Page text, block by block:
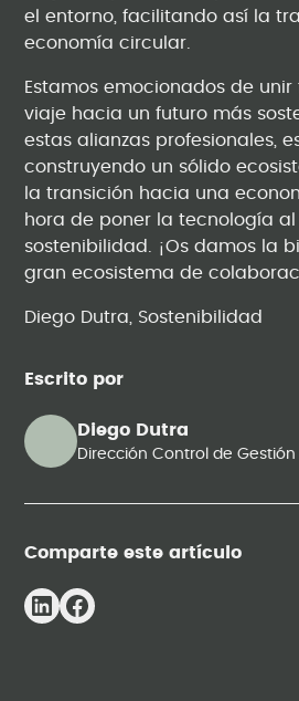
Escrito por
Diego Dutra
Dirección Control de
Comparte este artículo
el entorno, facilitando así la
economía circular.
Estamos emocionados de unir
viaje hacia un futuro más
estas alianzas profesionales,
construyendo un sólido
la transición hacia una
hora de poner la tecnología
sostenibilidad. ¡Os damos la
gran ecosistema de
Diego Dutra, Sostenibilidad